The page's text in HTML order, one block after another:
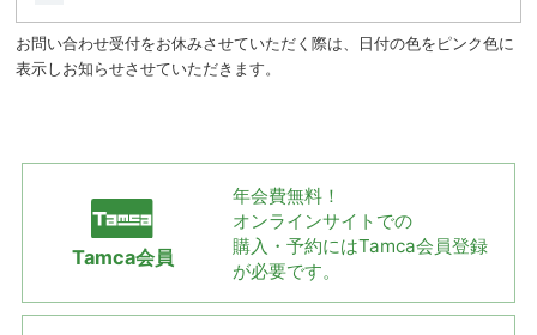
お問い合わせ受付をお休みさせていただく際は、日付の色をピンク色に
表示しお知らせさせていただきます。
Tamca会員
年会費無料！
オンラインサイトでの
購入・予約にはTamca会員登録
が必要です。